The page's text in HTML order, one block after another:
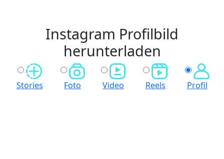
Instagram Profilbild
herunterladen
Stories Foto Video Reels Profil